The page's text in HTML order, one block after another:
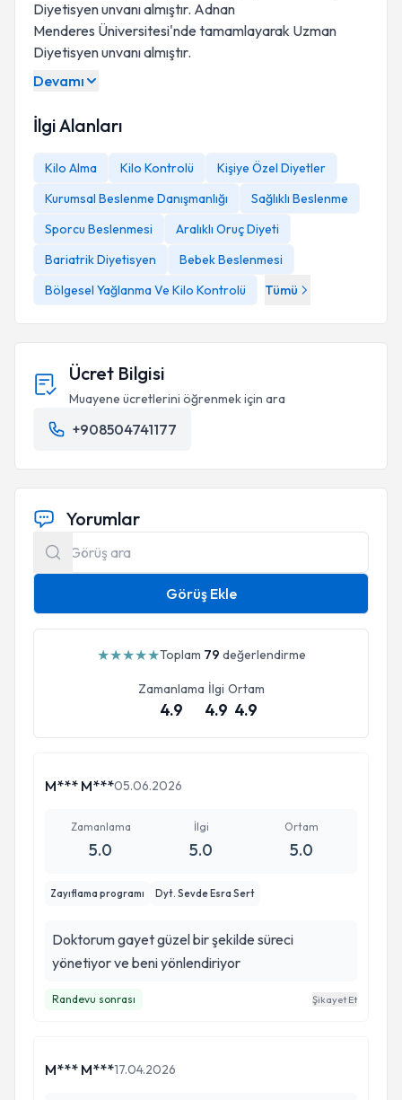
Diyetisyen unvanı almıştır. Adnan
Menderes Üniversitesi'nde tamamlayarak Uzman
Diyetisyen unvanı almıştır.
Devamı
İlgi Alanları
Kilo Alma Kilo Kontrolü
Kişiye Özel Diyetler
Kurumsal Beslenme Danışmanlığı
Sağlıklı Beslenme
Sporcu Beslenmesi
Aralıklı Oruç Diyeti
Bariatrik Diyetisyen
Bebek Beslenmesi
Bölgesel Yağlanma Ve Kilo Kontrolü
Tümü
Ücret Bilgisi
Muayene ücretlerini öğrenmek için ara
+908504741177
Yorumlar
Görüş Ekle
★★★★★Toplam 79 değerlendirme
Zamanlama
4.9
İlgi
4.9
Ortam
4.9
M*** M***05.06.2026
Zamanlama
5.0
İlgi
5.0
Ortam
5.0
Zayıflama programı Dyt. Sevde Esra Sert
Doktorum gayet güzel bir şekilde süreci
yönetiyor ve beni yönlendiriyor
Randevu sonrası Şikayet Et
M*** M***17.04.2026